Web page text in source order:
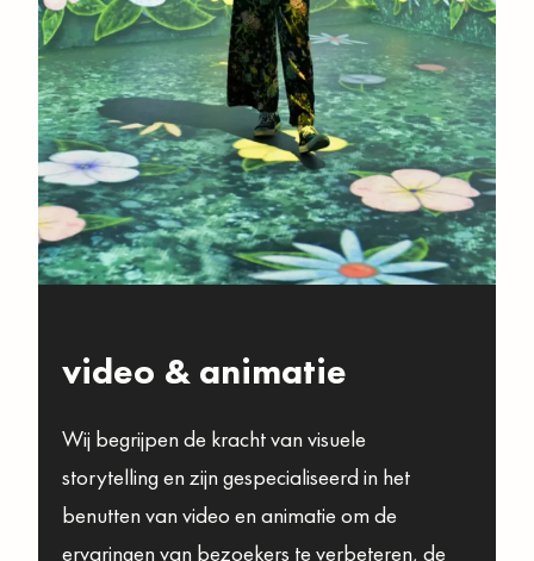
video & animatie
Wij begrijpen de kracht van visuele
storytelling en zijn gespecialiseerd in het
benutten van video en animatie om de
ervaringen van bezoekers te verbeteren, de